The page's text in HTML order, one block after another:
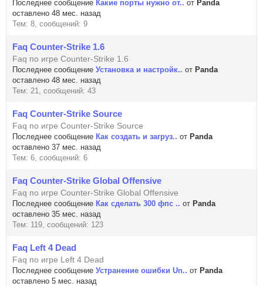
Последнее сообщение Какие порты нужно от.. от Panda
оставлено 48 мес. назад
Тем: 8, сообщений: 9
Faq Counter-Strike 1.6
Faq по игре Counter-Strike 1.6
Последнее сообщение Установка и настройк.. от Panda
оставлено 48 мес. назад
Тем: 21, сообщений: 43
Faq Counter-Strike Source
Faq по игре Counter-Strike Source
Последнее сообщение Как создать и загруз.. от Panda
оставлено 37 мес. назад
Тем: 6, сообщений: 6
Faq Counter-Strike Global Offensive
Faq по игре Counter-Strike Global Offensive
Последнее сообщение Как сделать 300 фпс .. от Panda
оставлено 35 мес. назад
Тем: 119, сообщений: 123
Faq Left 4 Dead
Faq по игре Left 4 Dead
Последнее сообщение Устранение ошибки Un.. от Panda
оставлено 5 мес. назад